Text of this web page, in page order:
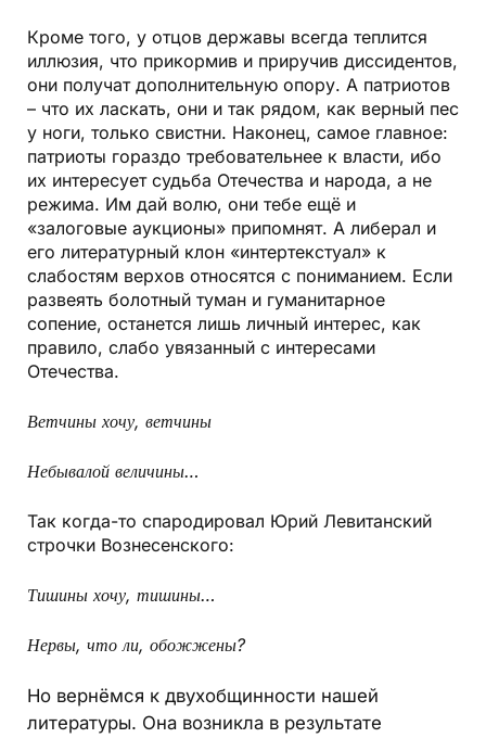
Кроме того, у отцов державы всегда теплится
иллюзия, что прикормив и приручив диссидентов,
они получат дополнительную опору. А патриотов
– что их ласкать, они и так рядом, как верный пес
у ноги, только свистни. Наконец, самое главное:
патриоты гораздо требовательнее к власти, ибо
их интересует судьба Отечества и народа, а не
режима. Им дай волю, они тебе ещё и
«залоговые аукционы» припомнят. А либерал и
его литературный клон «интертекстуал» к
слабостям верхов относятся с пониманием. Если
развеять болотный туман и гуманитарное
сопение, останется лишь личный интерес, как
правило, слабо увязанный с интересами
Отечества.
Ветчины хочу, ветчины
Небывалой величины…
Так когда-то спародировал Юрий Левитанский
строчки Вознесенского:
Тишины хочу, тишины…
Нервы, что ли, обожжены?
Но вернёмся к двухобщинности нашей
литературы. Она возникла в результате